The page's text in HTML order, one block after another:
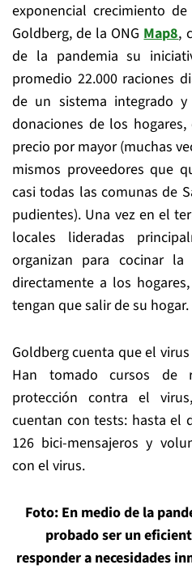
exponencial crecimiento
Goldberg, de la ONGMap8,
de la pandemia su
promedio 22.000 raciones
de un sistema integrado
donaciones de los
precio por mayor (muchas
mismos proveedores que
casi todas las comunas de
pudientes). Una vez en el
locales lideradas
organizan para cocinar
directamente a los
tengan que salir de su hogar.
Goldberg cuenta que el
Han tomado cursos de
protección contra el
cuentan con tests: hasta el
126 bici-mensajeros y
con el virus.
Foto: En medio de la
probado ser un
responder a necesidades